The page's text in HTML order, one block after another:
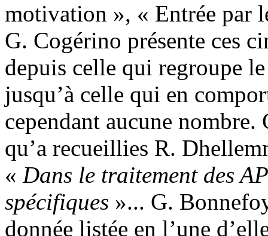
motivation », « Entrée par
G. Cogérino présente ces
depuis celle qui regroupe
jusqu’à celle qui en
cependant aucune nombre.
qu’a recueillies R.
« Dans le traitement des
spécifiques »... G.
donnée listée en l’une